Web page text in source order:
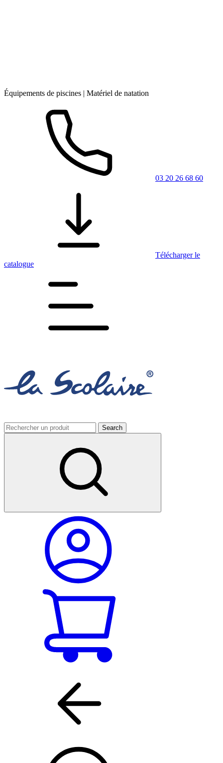
Équipements de piscines | Matériel de natation
03 20 26 68 60
Télécharger le
catalogue